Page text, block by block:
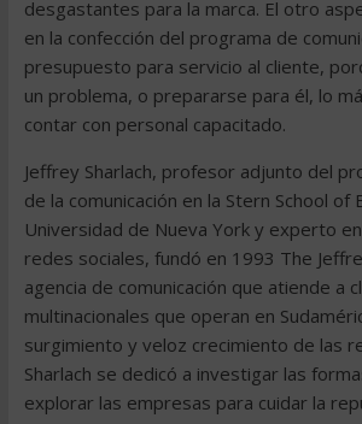
desgastantes para la marca. El otro
en la confección del programa de
presupuesto para servicio al cliente,
un problema, o prepararse para él, lo
contar con personal capacitado.
Jeffrey Sharlach, profesor adjunto del
de la comunicación en la Stern School of
Universidad de Nueva York y experto
redes sociales, fundó en 1993 The
agencia de comunicación que atiende a
multinacionales que operan en
surgimiento y veloz crecimiento de las
Sharlach se dedicó a investigar las
explorar las empresas para cuidar la